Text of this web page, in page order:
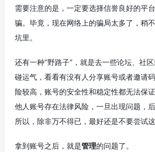
需要注意的是，一定要选择信誉良好的平
骗。毕竟，现在网络上的骗局太多了，稍
坑里。
还有一种“野路子”，就是去一些论坛、社
碰运气，看看有没有人分享账号或者邀请
险较高，账号的安全性和稳定性都无法保
他人账号存在法律风险，一旦出现问题，后
所以，除非万不得已，最好还是不要尝试这
拿到账号之后，就是管理的问题了。